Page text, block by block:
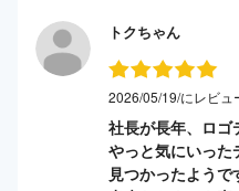
トクちゃん
2026/05/19/にレビュ
社長が長年、ロゴ
やっと気にいった
見つかったよう